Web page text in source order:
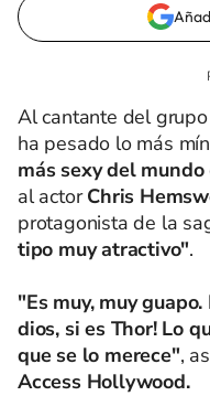
Al cantante del grupo
ha pesado lo más
más sexy del mundo
al actorChris
protagonista de la
tipo muy atractivo".
"Es muy, muy
dios, si es Thor! Lo
que se lo merece",
Access Hollywood.